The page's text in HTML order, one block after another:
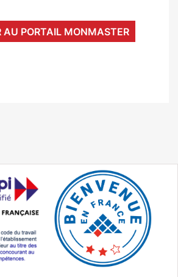
AU PORTAIL MONMASTER